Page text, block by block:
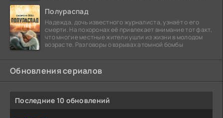
Полураспад
Надежда, дочь известного журналиста, узнаёт о его
смерти. На похоронах её привлекает внимание тот факт,
что многие местные жители ушли из жизни в молодом
возрасте. Разговоры о взрывах атомной бомбы
Обновления сериалов
Последние 10 обновлений